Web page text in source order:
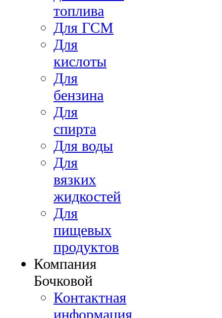
топлива
Для ГСМ
Для
кислоты
Для
бензина
Для
спирта
Для воды
Для
вязких
жидкостей
Для
пищевых
продуктов
Компания
Бочковой
Контактная
информация